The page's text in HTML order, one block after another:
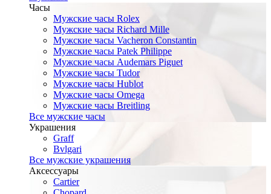
Часы
Мужские часы Rolex
Мужские часы Richard Mille
Мужские часы Vacheron Constantin
Мужские часы Patek Philippe
Мужские часы Audemars Piguet
Мужские часы Tudor
Мужские часы Hublot
Мужские часы Omega
Мужские часы Breitling
Все мужские часы
Украшения
Graff
Bvlgari
Все мужские украшения
Аксессуары
Cartier